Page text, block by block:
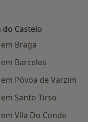
do Castelo
Braga
Barcelos
Póvoa de Varzim
Santo Tirso
Vila Do Conde